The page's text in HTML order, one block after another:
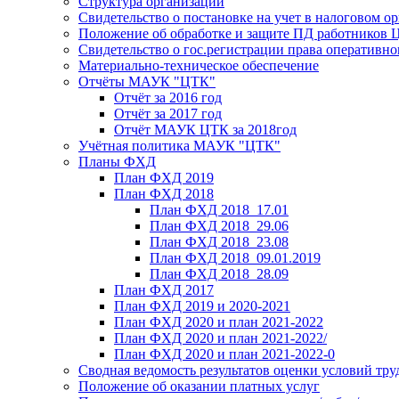
Свидетельство о постановке на учет в налоговом
Положение об обработке и защите ПД работников
Свидетельство о гос.регистрации права
Материально-техническое обеспечение
Отчёты МАУК "ЦТК"
Отчёт за 2016 год
Отчёт за 2017 год
Отчёт МАУК ЦТК за 2018год
Учётная политика МАУК "ЦТК"
Планы ФХД
План ФХД 2019
План ФХД 2018
План ФХД 2018_17.01
План ФХД 2018_29.06
План ФХД 2018_23.08
План ФХД 2018_09.01.2019
План ФХД 2018_28.09
План ФХД 2017
План ФХД 2019 и 2020-2021
План ФХД 2020 и план 2021-2022
План ФХД 2020 и план 2021-2022/
План ФХД 2020 и план 2021-2022-0
Сводная ведомость результатов оценки условий
Положение об оказании платных услуг